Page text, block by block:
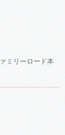
ミリーロード本